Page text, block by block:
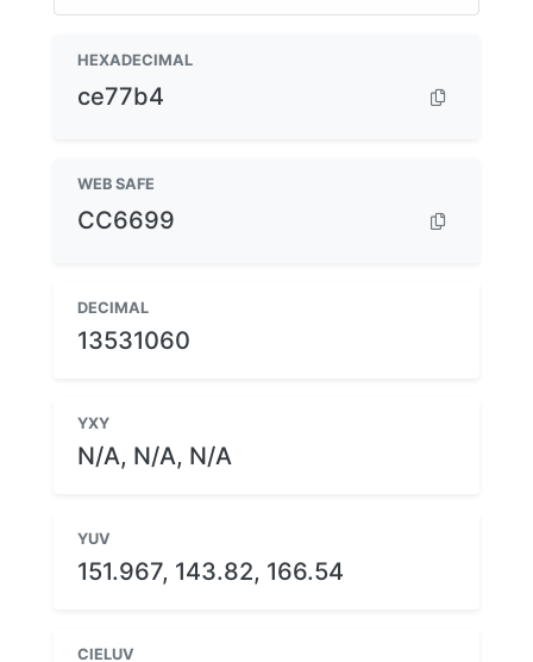
HEXADECIMAL
ce77b4
WEB SAFE
CC6699
DECIMAL
13531060
YXY
N/A, N/A, N/A
YUV
151.967, 143.82, 166.54
CIELUV